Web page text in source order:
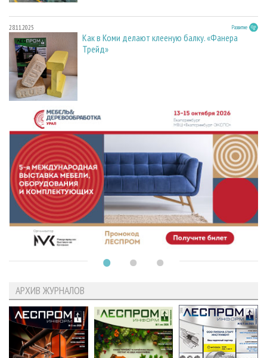
28.11.2025 Развитие
Как в Коми делают клееную балку. «Фанера
Трейд»
АРХИВ ЖУРНАЛОВ